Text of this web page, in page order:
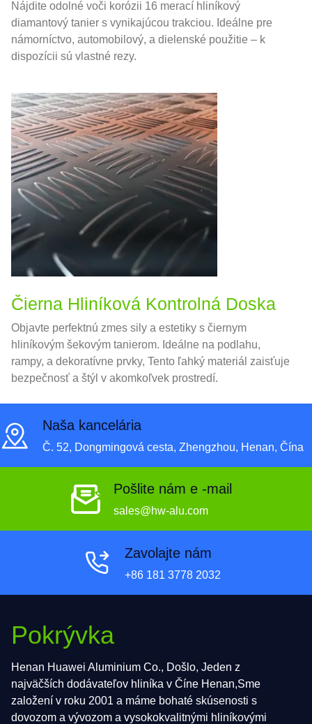
Nájdite odolné voči korózii 16 merací hliníkový
diamantový tanier s vynikajúcou trakciou. Ideálne pre
námorníctvo, automobilový, a dielenské použitie – k
dispozícii sú vlastné rezy.
Čierna Hliníková Kontrolná Doska
Objavte perfektnú zmes sily a estetiky s čiernym
hliníkovým šekovým tanierom. Ideálne na podlahu,
rampy, a dekoratívne prvky, Tento ľahký materiál zaisťuje
bezpečnosť a štýl v akomkoľvek prostredí.
Naša kancelária
Č. 52, Dongmingová cesta, Zhengzhou, Henan, Čína
Pošlite nám e -mail
sales@hw-alu.com
Zavolajte nám
+86 181 3778 2032
Pokrývka
Henan Huawei Aluminium Co., Došlo, Jeden z
najväčších dodávateľov hliníka v Číne Henan,Sme
založení v roku 2001 a máme bohaté skúsenosti s
dovozom a vývozom a vysokokvalitnými hliníkovými